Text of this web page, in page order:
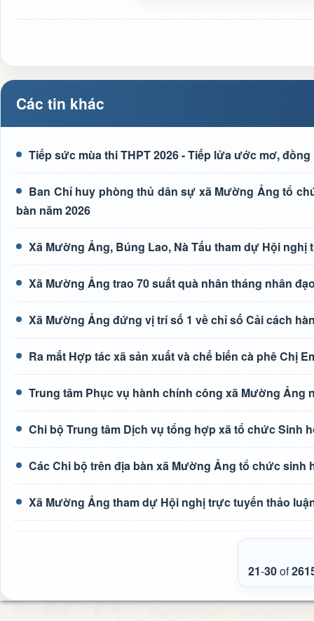
Các tin khác
Tiếp sức mùa thi THPT 2026 - Tiếp lửa ước mơ,
Ban Chỉ huy phòng thủ dân sự xã Mường Ảng tổ
bàn năm 2026
Xã Mường Ảng, Búng Lao, Nà Tấu tham dự Hội
Xã Mường Ảng trao 70 suất quà nhân tháng nhân
Xã Mường Ảng đứng vị trí số 1 về chỉ số Cải cách
Ra mắt Hợp tác xã sản xuất và chế biến cà phê Chị
Trung tâm Phục vụ hành chính công xã Mường Ảng
Chi bộ Trung tâm Dịch vụ tổng hợp xã tổ chức Sinh
Các Chi bộ trên địa bàn xã Mường Ảng tổ chức sinh
Xã Mường Ảng tham dự Hội nghị trực tuyến thảo
21-30of